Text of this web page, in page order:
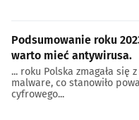
Podsumowanie roku
warto mieć antywirusa.
... roku Polska zmagała
malware, co stanowiło
cyfrowego...